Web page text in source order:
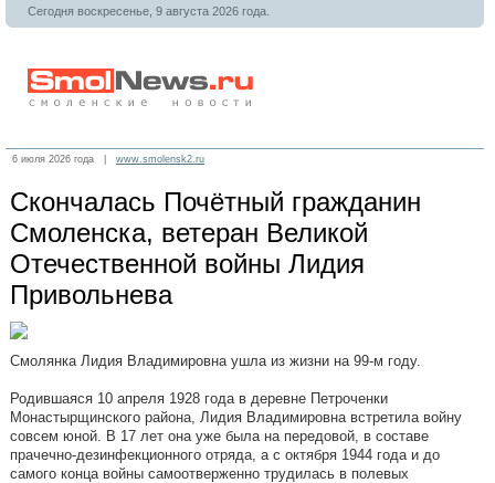
Сегодня воскресенье, 9 августа 2026 года.
6 июля 2026 года | www.smolensk2.ru
Скончалась Почётный гражданин
Смоленска, ветеран Великой
Отечественной войны Лидия
Привольнева
Смолянка Лидия Владимировна ушла из жизни на 99-м году.
Родившаяся 10 апреля 1928 года в деревне Петроченки
Монастырщинского района, Лидия Владимировна встретила войну
совсем юной. В 17 лет она уже была на передовой, в составе
прачечно-дезинфекционного отряда, а с октября 1944 года и до
самого конца войны самоотверженно трудилась в полевых